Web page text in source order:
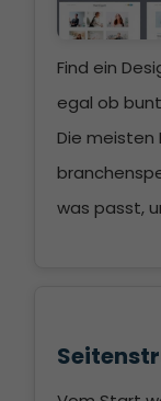
Find ein
egal ob
Die meisten
was passt,